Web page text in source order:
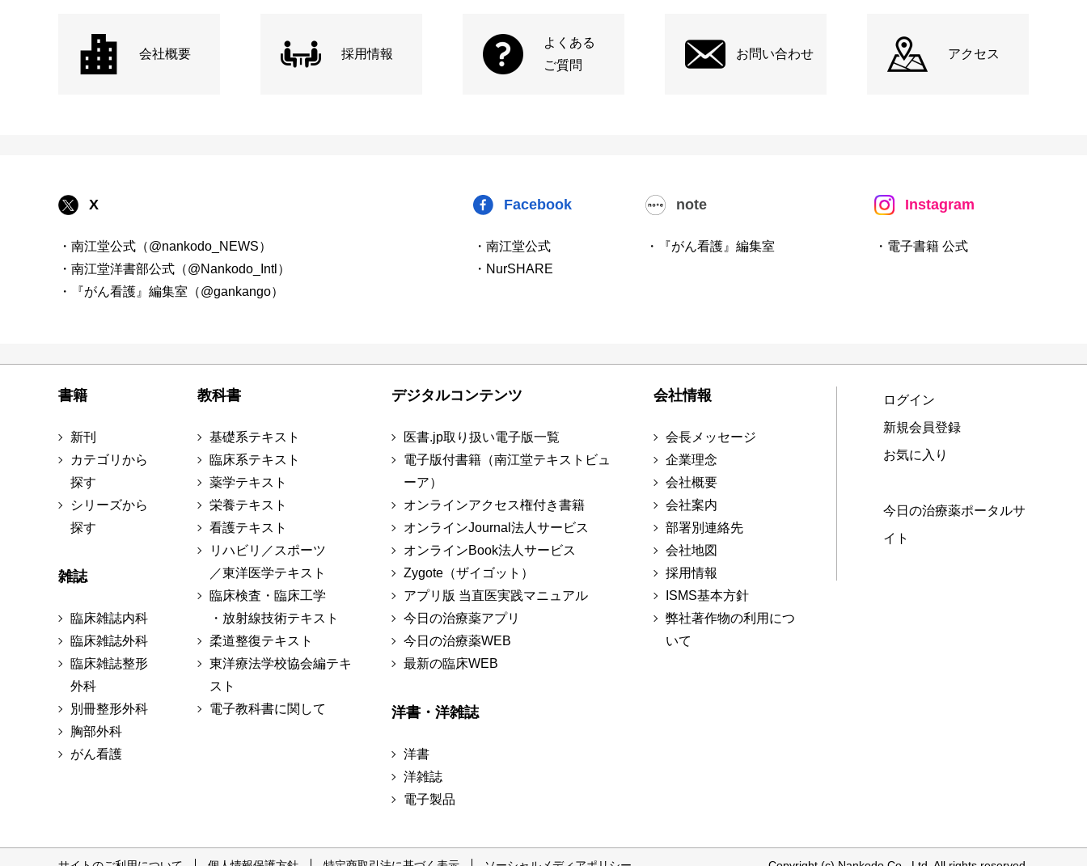
会社概要 採用情報
よくある
ご質問
お問い合わせ アクセス
X
・南江堂公式（@nankodo_NEWS）
・南江堂洋書部公式（@Nankodo_Intl）
・『がん看護』編集室（@gankango）
Facebook
・南江堂公式
・NurSHARE
note
・『がん看護』編集室
Instagram
・電子書籍 公式
書籍
新刊
カテゴリから
探す
シリーズから
探す
雑誌
臨床雑誌内科
臨床雑誌外科
臨床雑誌整形
外科
別冊整形外科
胸部外科
がん看護
教科書
基礎系テキスト
臨床系テキスト
薬学テキスト
栄養テキスト
看護テキスト
リハビリ／スポーツ
／東洋医学テキスト
臨床検査・臨床工学
・放射線技術テキスト
柔道整復テキスト
東洋療法学校協会編テキ
スト
電子教科書に関して
デジタルコンテンツ
医書.jp取り扱い電子版一覧
電子版付書籍（南江堂テキストビュ
ーア）
オンラインアクセス権付き書籍
オンラインJournal法人サービス
オンラインBook法人サービス
Zygote（ザイゴット）
アプリ版 当直医実践マニュアル
今日の治療薬アプリ
今日の治療薬WEB
最新の臨床WEB
洋書・洋雑誌
洋書
洋雑誌
電子製品
会社情報
会長メッセージ
企業理念
会社概要
会社案内
部署別連絡先
会社地図
採用情報
ISMS基本方針
弊社著作物の利用につ
いて
ログイン
新規会員登録
お気に入り
今日の治療薬ポータルサ
イト